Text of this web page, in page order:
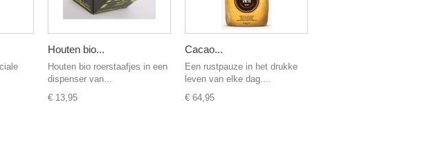
Houten bio...
Houten bio roerstaafjes in een
dispenser van...
€ 13,95
Cacao...
Een rustpauze in het drukke
leven van elke dag....
€ 64,95